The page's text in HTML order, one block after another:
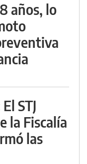
años, lo
STJ
la Fiscalía
las